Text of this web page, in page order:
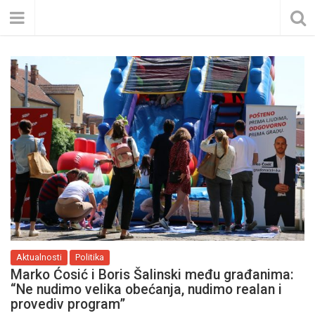
Aktualnosti Politika
Marko Ćosić i Boris Šalinski među građanima:
“Ne nudimo velika obećanja, nudimo realan i
provediv program”